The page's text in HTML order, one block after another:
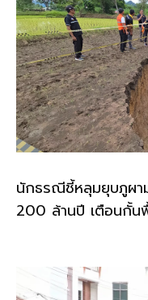
นักธรณีชี้หลุมยุบภูผา
200 ล้านปี เตือนกั้น